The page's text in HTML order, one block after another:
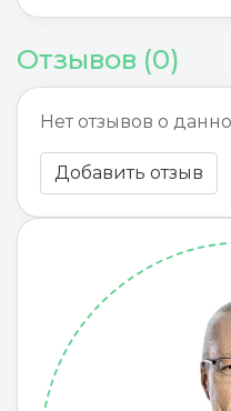
Отзывов (0)
Нет отзывов о
Добавить отзыв